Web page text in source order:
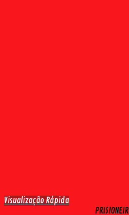
Visualização Rápida